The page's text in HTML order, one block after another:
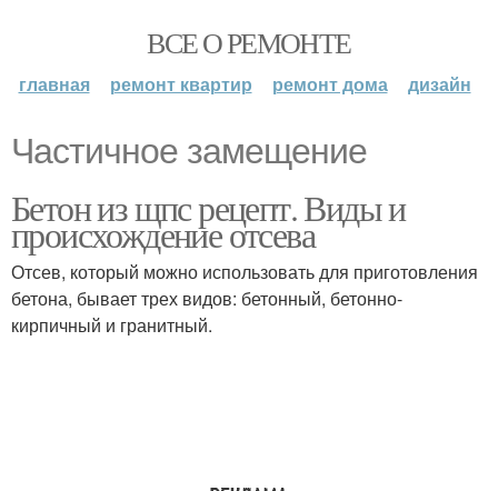
ВСЕ О РЕМОНТЕ
главная ремонт квартир ремонт дома дизайн
Частичное замещение
Бетон из щпс рецепт. Виды и
происхождение отсева
Отсев, который можно использовать для приготовления
бетона, бывает трех видов: бетонный, бетонно-
кирпичный и гранитный.